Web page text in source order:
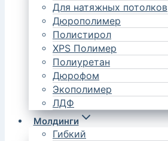
Для натяжных потолков
Дюрополимер
Полистирол
XPS Полимер
Полиуретан
Дюрофом
Экополимер
ЛДФ
Молдинги
Гибкий